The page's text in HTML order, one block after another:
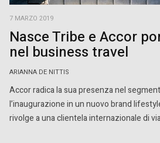
7 MARZO 2019
Nasce Tribe e Accor
nel business travel
ARIANNA DE NITTIS
Accor radica la sua presenza nel
l’inaugurazione in un nuovo brand
rivolge a una clientela internazionale di